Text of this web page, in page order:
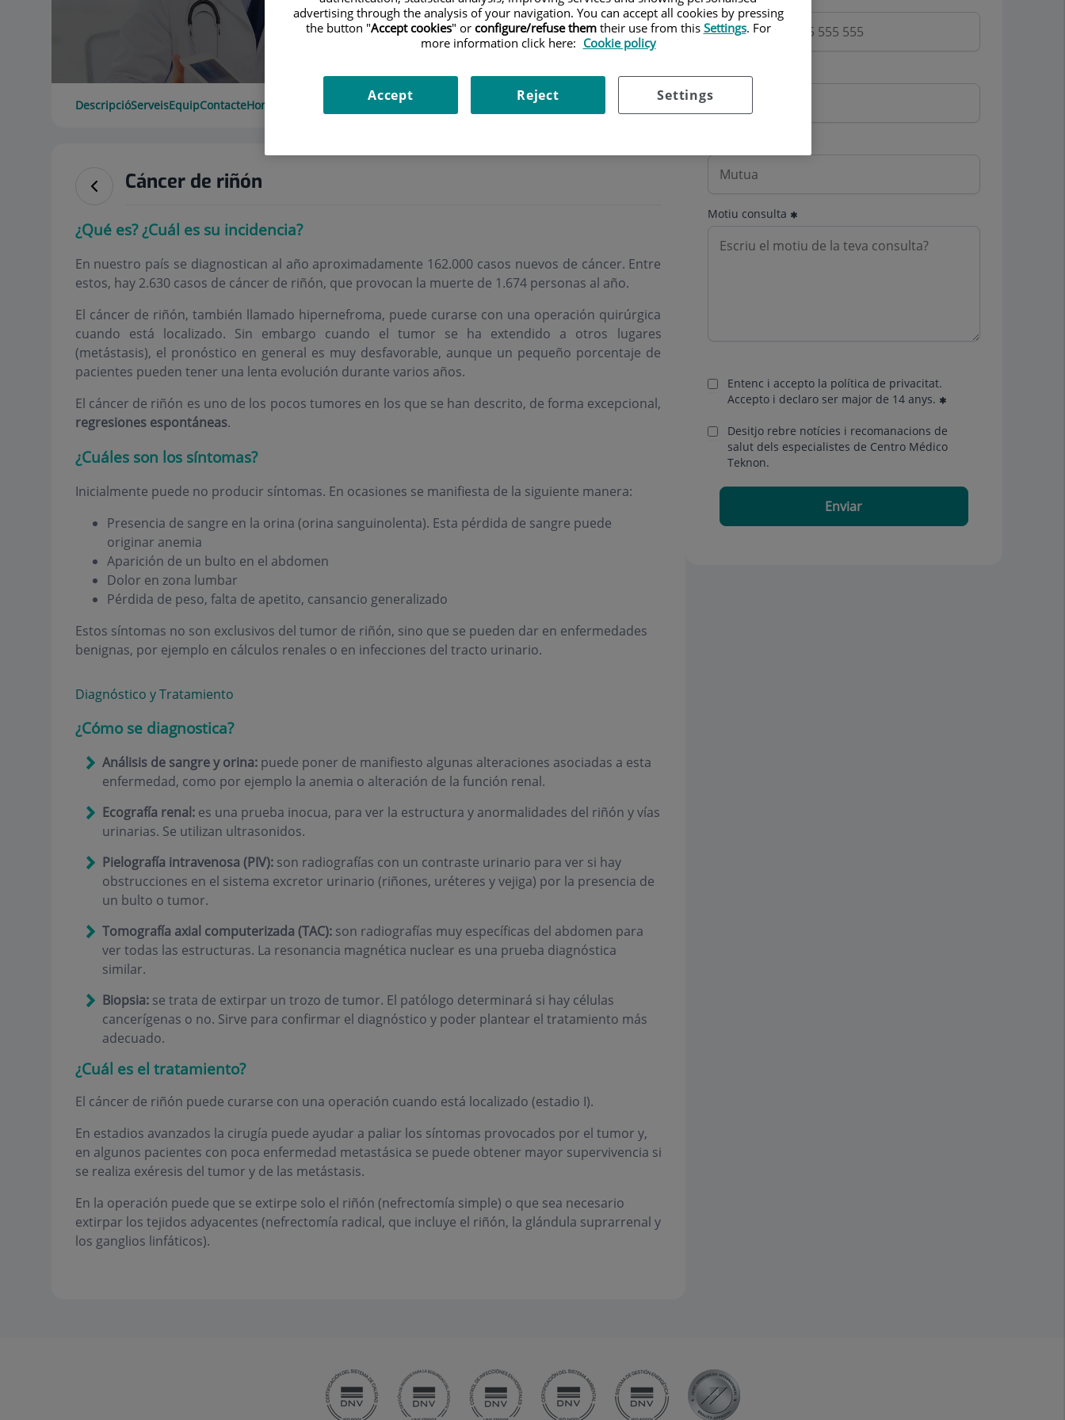
DescripcióServeisEquipContacteHorari
Cáncer de riñón
¿Qué es? ¿Cuál es su incidencia?
En nuestro país se diagnostican al año aproximadamente 162.000 casos nuevos de cáncer. Entre
estos, hay 2.630 casos de cáncer de riñón, que provocan la muerte de 1.674 personas al año.
El cáncer de riñón, también llamado hipernefroma, puede curarse con una operación quirúrgica
cuando está localizado. Sin embargo cuando el tumor se ha extendido a otros lugares
(metástasis), el pronóstico en general es muy desfavorable, aunque un pequeño porcentaje de
pacientes pueden tener una lenta evolución durante varios años.
El cáncer de riñón es uno de los pocos tumores en los que se han descrito, de forma excepcional,
regresiones espontáneas.
¿Cuáles son los síntomas?
Inicialmente puede no producir síntomas. En ocasiones se manifiesta de la siguiente manera:
Presencia de sangre en la orina (orina sanguinolenta). Esta pérdida de sangre puede
originar anemia
Aparición de un bulto en el abdomen
Dolor en zona lumbar
Pérdida de peso, falta de apetito, cansancio generalizado
Estos síntomas no son exclusivos del tumor de riñón, sino que se pueden dar en enfermedades
benignas, por ejemplo en cálculos renales o en infecciones del tracto urinario.
Diagnóstico y Tratamiento
¿Cómo se diagnostica?
Análisis de sangre y orina: puede poner de manifiesto algunas alteraciones asociadas a esta
enfermedad, como por ejemplo la anemia o alteración de la función renal.
Ecografía renal: es una prueba inocua, para ver la estructura y anormalidades del riñón y vías
urinarias. Se utilizan ultrasonidos.
Pielografía intravenosa (PIV): son radiografías con un contraste urinario para ver si hay
obstrucciones en el sistema excretor urinario (riñones, uréteres y vejiga) por la presencia de
un bulto o tumor.
Tomografía axial computerizada (TAC): son radiografías muy específicas del abdomen para
ver todas las estructuras. La resonancia magnética nuclear es una prueba diagnóstica
similar.
Biopsia:se trata de extirpar un trozo de tumor. El patólogo determinará si hay células
cancerígenas o no. Sirve para confirmar el diagnóstico y poder plantear el tratamiento más
adecuado.
¿Cuál es el tratamiento?
El cáncer de riñón puede curarse con una operación cuando está localizado (estadio I).
En estadios avanzados la cirugía puede ayudar a paliar los síntomas provocados por el tumor y,
en algunos pacientes con poca enfermedad metastásica se puede obtener mayor supervivencia si
se realiza exéresis del tumor y de las metástasis.
En la operación puede que se extirpe solo el riñón (nefrectomía simple) o que sea necesario
extirpar los tejidos adyacentes (nefrectomía radical, que incluye el riñón, la glándula suprarrenal y
los ganglios linfáticos).
Motiu consulta
Entenc i accepto la política de privacitat.
Accepto i declaro ser major de 14 anys.
Desitjo rebre notícies i recomanacions de
salut dels especialistes de Centro Médico
Teknon.
Enviar
advertising through the analysis of your navigation. You can accept all cookies by pressing
the button "Accept cookies" or configure/refuse themtheir use from this Settings. For
more information click here: Cookie policy
Settings
Reject
Accept